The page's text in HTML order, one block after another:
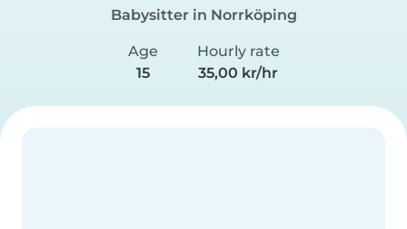
Babysitter in Norrköping
Age
15
Hourly rate
35,00 kr/hr